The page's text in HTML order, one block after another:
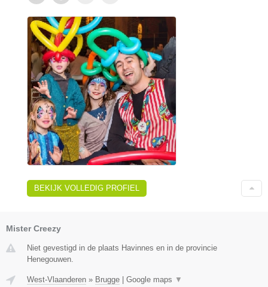
BEKIJK VOLLEDIG PROFIEL
Mister Creezy
Niet gevestigd in de plaats Havinnes en in de provincie
Henegouwen.
West-Vlaanderen » Brugge Google maps ▼